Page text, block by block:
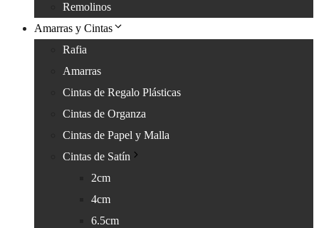
Remolinos
Amarras y Cintas
Rafia
Amarras
Cintas de Regalo Plásticas
Cintas de Organza
Cintas de Papel y Malla
Cintas de Satín
2cm
4cm
6.5cm